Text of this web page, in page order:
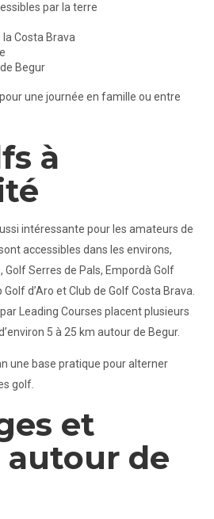
par la terre
Costa Brava
Begur
une journée en famille ou entre
à
intéressante pour les amateurs de
accessibles dans les environs,
Serres de Pals, Empordà Golf
d’Aro et Club de Golf Costa Brava.
Leading Courses placent plusieurs
5 à 25 km autour de Begur.
une base pratique pour alterner
golf.
et
autour de